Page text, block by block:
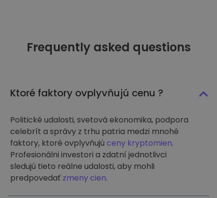
Frequently asked questions
Ktoré faktory ovplyvňujú cenu ?
Politické udalosti, svetová ekonomika, podpora
celebrít a správy z trhu patria medzi mnohé
faktory, ktoré ovplyvňujú ceny kryptomien.
Profesionálni investori a zdatní jednotlivci
sledujú tieto reálne udalosti, aby mohli
predpovedať zmeny cien.